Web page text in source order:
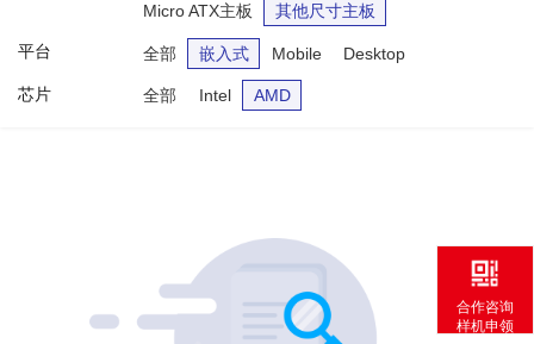
Micro ATX主板
其他尺寸主板
平台 全部 嵌入式 Mobile Desktop
芯片 全部 Intel AMD
合作咨询
样机申领